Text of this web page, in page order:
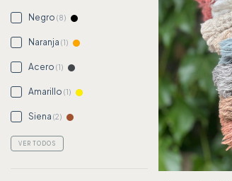
Negro (8)
Naranja (1)
Acero (1)
Amarillo (1)
Siena (2)
VER TODOS